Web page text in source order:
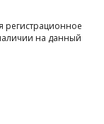
регистрационное
на данный